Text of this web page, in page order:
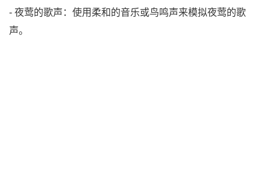
- 夜莺的歌声：使用柔和的音乐或鸟鸣声来模拟夜莺的歌
声。